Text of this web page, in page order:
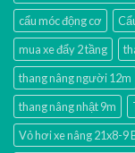
cẩu móc động cơ
mua xe đẩy 2 tầng
thang nâng người 12m
thang nâng nhật 9m
Vỏ hơi xe nâng 21x8-9